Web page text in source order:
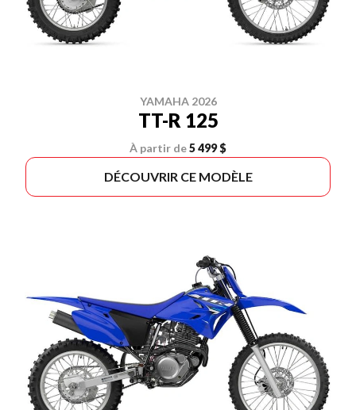
YAMAHA 2026
TT-R 125
À partir de5 499 $
DÉCOUVRIR CE MODÈLE